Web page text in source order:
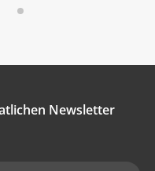
Newsletter